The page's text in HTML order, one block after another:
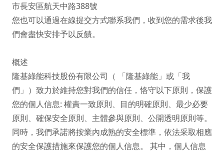
市長安區航天中路388號
您也可以通過在線提交方式聯系我們，收到您的需求後我
們會盡快安排予以反饋。
概述
隆基綠能科技股份有限公司（ 「隆基綠能」或「我
們」）致力於維持您對我們的信任，恪守以下原則，保護
您的個人信息: 權責一致原則、目的明確原則、最少必要
原則、確保安全原則、主體參與原則、公開透明原則等。
同時，我們承諾將按業內成熟的安全標準，依法采取相應
的安全保護措施來保護您的個人信息。 其中，個人信息